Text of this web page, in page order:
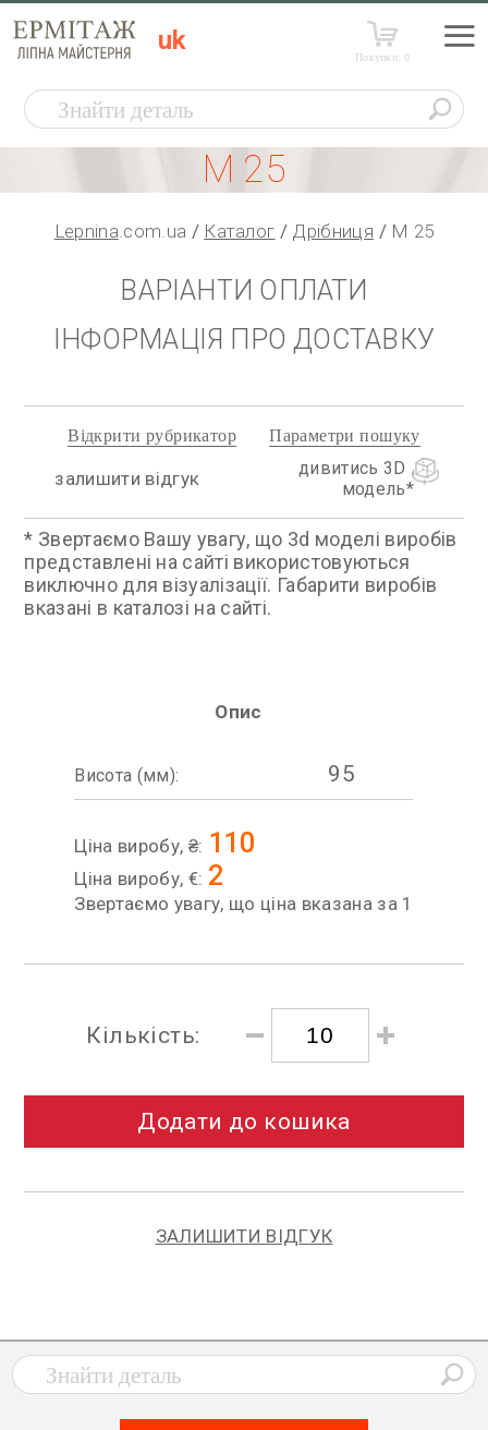
uk
Покупки:0
М 25
Lepnina.com.ua Каталог Дрібниця М 25
ВАРІАНТИ ОПЛАТИ
ІНФОРМАЦІЯ ПРО ДОСТАВКУ
залишити відгук
дивитись 3D
модель
Відкрити рубрикатор Параметри пошуку
* Звертаємо Вашу увагу, що 3d моделі виробів
представлені на сайті використовуються
виключно для візуалізації. Габарити виробів
вказані в каталозі на сайті.
Опис
Висота (мм): 95
Ціна виробу, ₴: 110
Ціна виробу, €: 2
Звертаємо увагу, що ціна вказана за 1
Кількість:
Додати до кошика
ЗАЛИШИТИ ВІДГУК